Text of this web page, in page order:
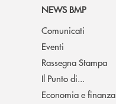
NEWS BMP
Comunicati
Eventi
Rassegna Stampa
Il Punto di...
Economia e finanza